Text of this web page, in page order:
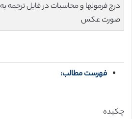
درج فرمولها و محاسبات در فایل ترجمه به
صورت عکس
فهرست مطالب:
چکیده